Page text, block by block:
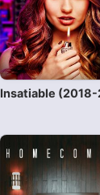
Insatiable